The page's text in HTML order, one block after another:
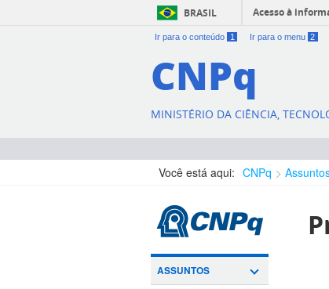
BRASIL Acesso à
Ir para o conteúdo 1 Ir para o menu 2
CNPq
MINISTÉRIO DA CIÊNCIA,
Você está aqui: CNPq
ASSUNTOS